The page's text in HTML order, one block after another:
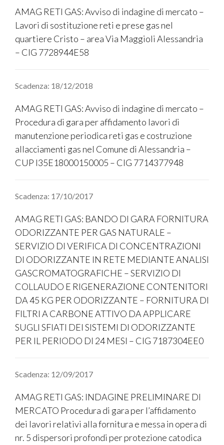
AMAG RETI GAS: Avviso di indagine di mercato –
Lavori di sostituzione reti e prese gas nel
quartiere Cristo – area Via Maggioli Alessandria
– CIG 7728944E58
Scadenza: 18/12/2018
AMAG RETI GAS: Avviso di indagine di mercato –
Procedura di gara per affidamento lavori di
manutenzione periodica reti gas e costruzione
allacciamenti gas nel Comune di Alessandria –
CUP I35E18000150005 – CIG 7714377948
Scadenza: 17/10/2017
AMAG RETI GAS: BANDO DI GARA FORNITURA
ODORIZZANTE PER GAS NATURALE –
SERVIZIO DI VERIFICA DI CONCENTRAZIONI
DI ODORIZZANTE IN RETE MEDIANTE ANALISI
GASCROMATOGRAFICHE – SERVIZIO DI
COLLAUDO E RIGENERAZIONE CONTENITORI
DA 45 KG PER ODORIZZANTE – FORNITURA DI
FILTRI A CARBONE ATTIVO DA APPLICARE
SUGLI SFIATI DEI SISTEMI DI ODORIZZANTE
PER IL PERIODO DI 24 MESI – CIG 7187304EE0
Scadenza: 12/09/2017
AMAG RETI GAS: INDAGINE PRELIMINARE DI
MERCATO Procedura di gara per l’affidamento
dei lavori relativi alla fornitura e messa in opera di
nr. 5 dispersori profondi per protezione catodica